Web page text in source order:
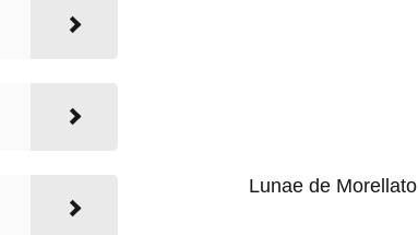
Lunae de Morellato